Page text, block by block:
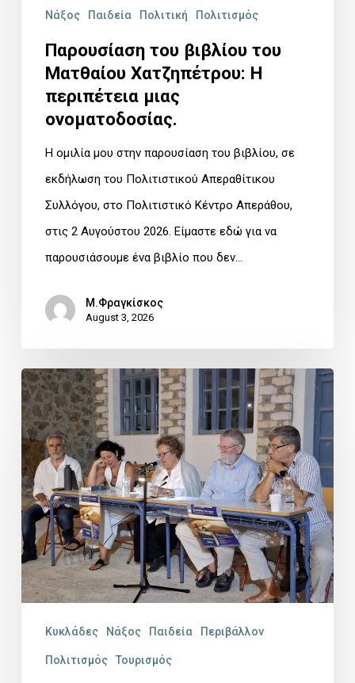
ονοματοδοσίας.
Νάξος Παιδεία Πολιτική Πολιτισμός
Παρουσίαση του βιβλίου του
Ματθαίου Χατζηπέτρου: Η
περιπέτεια μιας
ονοματοδοσίας.
Η ομιλία μου στην παρουσίαση του βιβλίου, σε
εκδήλωση του Πολιτιστικού Απεραθίτικου
Συλλόγου, στο Πολιτιστικό Κέντρο Απεράθου,
στις 2 Αυγούστου 2026. Είμαστε εδώ για να
παρουσιάσουμε ένα βιβλίο που δεν…
Μ.Φραγκίσκος
August 3, 2026
Παρουσίαση
του
βιβλίου
«ΟΔΟΙΠΟΡΙΚΟ
ΣΤΗ
ΝΑΞΟ»
του
Τάσου
Αναστασίου.
Κυκλάδες Νάξος Παιδεία Περιβάλλον
Πολιτισμός Τουρισμός